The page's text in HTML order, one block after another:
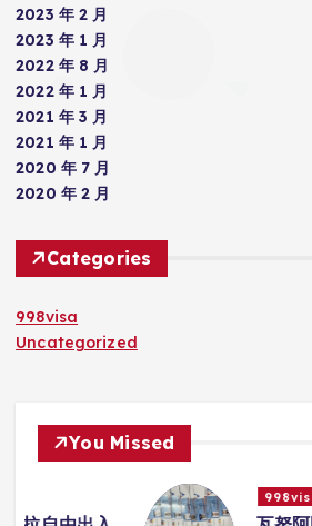
2023 年 2 月
2023 年 1 月
2022 年 8 月
2022 年 1 月
2021 年 3 月
2021 年 1 月
2020 年 7 月
2020 年 2 月
Categories
998visa
Uncategorized
You Missed
998visa